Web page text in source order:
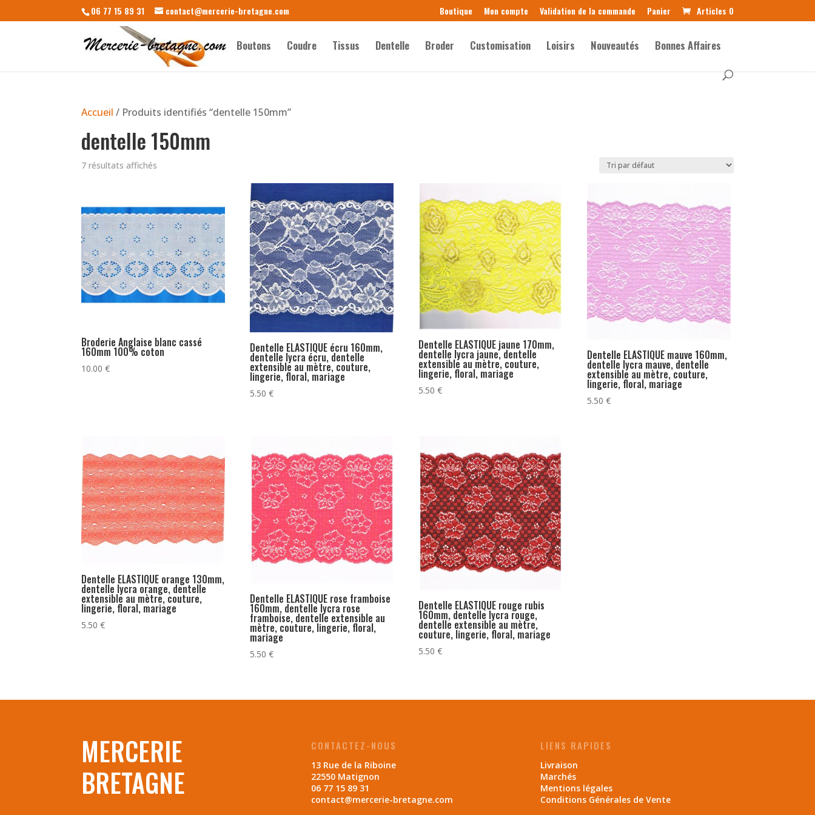
06 77 15 89 31 contact@mercerie-bretagne.com Boutique Mon compte Validation de la commande Panier Articles 0
Boutons Coudre Tissus Dentelle Broder Customisation Loisirs Nouveautés Bonnes Affaires
Accueil / Produits identifiés “dentelle 150mm”
dentelle 150mm
7 résultats affichés
Broderie Anglaise blanc cassé
160mm 100% coton
10.00€
Dentelle ELASTIQUE écru 160mm,
dentelle lycra écru, dentelle
extensible au mètre, couture,
lingerie, floral, mariage
5.50€
Dentelle ELASTIQUE jaune 170mm,
dentelle lycra jaune, dentelle
extensible au mètre, couture,
lingerie, floral, mariage
5.50€
Dentelle ELASTIQUE mauve 160mm,
dentelle lycra mauve, dentelle
extensible au mètre, couture,
lingerie, floral, mariage
5.50€
Dentelle ELASTIQUE orange 130mm,
dentelle lycra orange, dentelle
extensible au mètre, couture,
lingerie, floral, mariage
5.50€
Dentelle ELASTIQUE rose framboise
160mm, dentelle lycra rose
framboise, dentelle extensible au
mètre, couture, lingerie, floral,
mariage
5.50€
Dentelle ELASTIQUE rouge rubis
160mm, dentelle lycra rouge,
dentelle extensible au mètre,
couture, lingerie, floral, mariage
5.50€
MERCERIE
BRETAGNE
CONTACTEZ-NOUS
13 Rue de la Riboine
22550 Matignon
06 77 15 89 31
contact@mercerie-bretagne.com
LIENS RAPIDES
Livraison
Marchés
Mentions légales
Conditions Générales de Vente